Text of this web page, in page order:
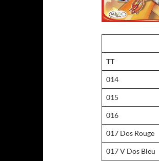
TT
014
015
016
017 Dos Rouge
017 V Dos Bleu